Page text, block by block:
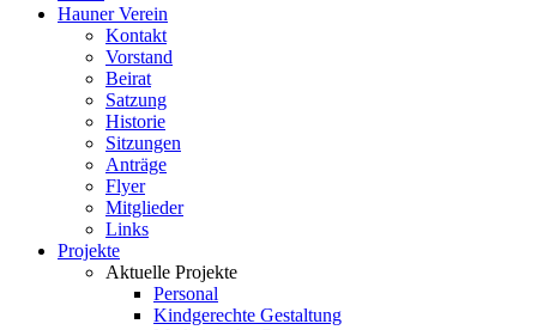
Hauner Verein
Kontakt
Vorstand
Beirat
Satzung
Historie
Sitzungen
Anträge
Flyer
Mitglieder
Links
Projekte
Aktuelle Projekte
Personal
Kindgerechte Gestaltung